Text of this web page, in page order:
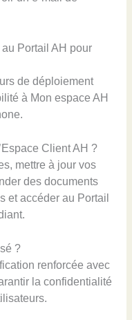
Portail AH pour
de déploiement
à Mon espace AH
Client AH ?
mettre à jour vos
des documents
et accéder au Portail
?
renforcée avec
la confidentialité